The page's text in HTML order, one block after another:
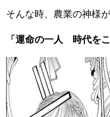
そんな時、農業の神様
「運命の一人 時代を